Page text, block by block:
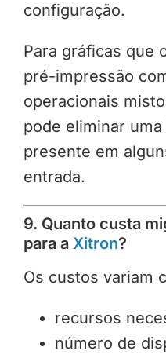
configuração.
Para gráficas que
pré-impressão
operacionais
pode eliminar
presente em
entrada.
9. Quanto custa
para a Xitron?
Os custos variam
recursos
número de